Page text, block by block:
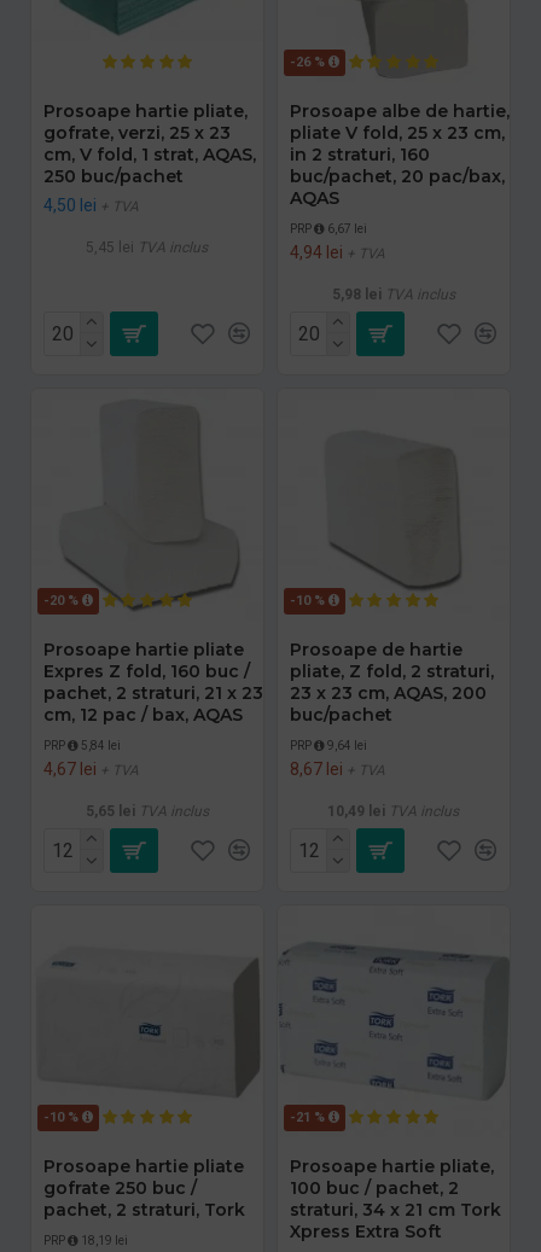
Prosoape hartie pliate,
gofrate, verzi, 25 x 23
cm, V fold, 1 strat, AQAS,
250 buc/pachet
4,50 lei + TVA
5,45 lei TVA inclus
-26 %
Prosoape albe de hartie,
pliate V fold, 25 x 23 cm,
in 2 straturi, 160
buc/pachet, 20 pac/bax,
AQAS
PRP 6,67 lei
4,94 lei + TVA
5,98 lei TVA inclus
-20 %
Prosoape hartie pliate
Expres Z fold, 160 buc /
pachet, 2 straturi, 21 x 23
cm, 12 pac / bax, AQAS
PRP 5,84 lei
4,67 lei + TVA
5,65 lei TVA inclus
-10 %
Prosoape de hartie
pliate, Z fold, 2 straturi,
23 x 23 cm, AQAS, 200
buc/pachet
PRP 9,64 lei
8,67 lei + TVA
10,49 lei TVA inclus
-10 %
Prosoape hartie pliate
gofrate 250 buc /
pachet, 2 straturi, Tork
PRP 18,19 lei
-21 %
Prosoape hartie pliate,
100 buc / pachet, 2
straturi, 34 x 21 cm Tork
Xpress Extra Soft